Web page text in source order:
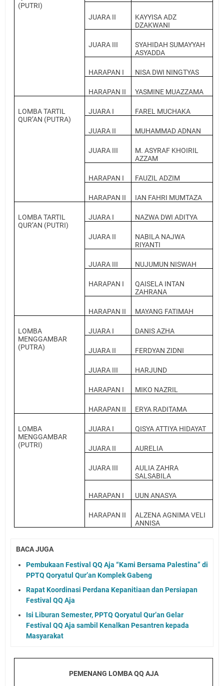
(PUTRI)
JUARA II
KAYYISA ADZ
DZAKWANI
JUARA III
SYAHIDAH SUMAYYAH
ASYADDA
HARAPAN I NISA DWI NINGTYAS
HARAPAN II YASMINE MUAZZAMA
LOMBA TARTIL
QUR’AN (PUTRA)
JUARA I FAREL MUCHAKA
JUARA II MUHAMMAD ADNAN
JUARA III
M. ASYRAF KHOIRIL
AZZAM
HARAPAN I FAUZIL ADZIM
HARAPAN II IAN FAHRI MUMTAZA
LOMBA TARTIL
QUR’AN (PUTRI)
JUARA I NAZWA DWI ADITYA
JUARA II
NABILA NAJWA
RIYANTI
JUARA III NUJUMUN NISWAH
HARAPAN I
QAISELA INTAN
ZAHRANA
HARAPAN II MAYANG FATIMAH
LOMBA
MENGGAMBAR
(PUTRA)
JUARA I DANIS AZHA
JUARA II FERDYAN ZIDNI
JUARA III HARJUND
HARAPAN I MIKO NAZRIL
HARAPAN II ERYA RADITAMA
LOMBA
MENGGAMBAR
(PUTRI)
JUARA I QISYA ATTIYA HIDAYAT
JUARA II AURELIA
JUARA III
AULIA ZAHRA
SALSABILA
HARAPAN I UUN ANASYA
HARAPAN II
ALZENA AGNIMA VELI
ANNISA
BACA JUGA
Pembukaan Festival QQ Aja “Kami Bersama Palestina” di
PPTQ Qoryatul Qur’an Komplek Gabeng
Rapat Koordinasi Perdana Kepanitiaan dan Persiapan
Festival QQ Aja
Isi Liburan Semester, PPTQ Qoryatul Qur’an Gelar
Festival QQ Aja sambil Kenalkan Pesantren kepada
Masyarakat
PEMENANG LOMBA QQ AJA